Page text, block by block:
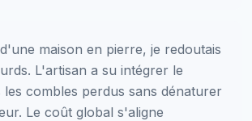
maison en pierre, je redoutais
L'artisan a su intégrer le
les combles perdus sans dénaturer
Le coût global s'aligne